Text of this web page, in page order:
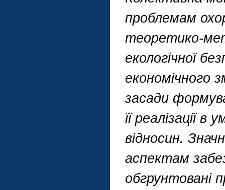
проблемам
теоретико-
екологічної
економічного
засади
її реалізації
відносин.
аспектам
обгрунтовані